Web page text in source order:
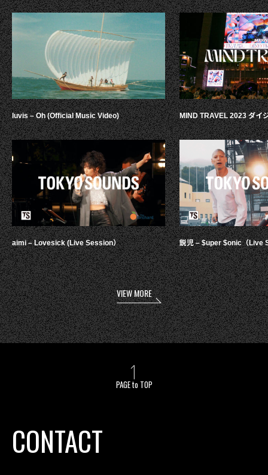
luvis – Oh (Official Music Video)
aimi – Lovesick (Live Session）
MIND TRAVEL 2023 ダイ
鋭児 – $uper $onic（Live
VIEW MORE
PAGE to TOP
CONTACT